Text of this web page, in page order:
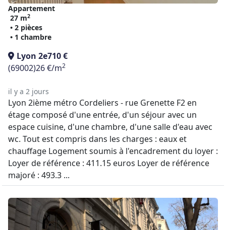
Appartement
27 m2
• 2 pièces
• 1 chambre
Lyon 2e710 €
(69002)26 €/m2
il y a 2 jours
Lyon 2ième métro Cordeliers - rue Grenette F2 en
étage composé d'une entrée, d'un séjour avec un
espace cuisine, d'une chambre, d'une salle d'eau avec
wc. Tout est compris dans les charges : eaux et
chauffage Logement soumis à l'encadrement du loyer :
Loyer de référence : 411.15 euros Loyer de référence
majoré : 493.3 ...